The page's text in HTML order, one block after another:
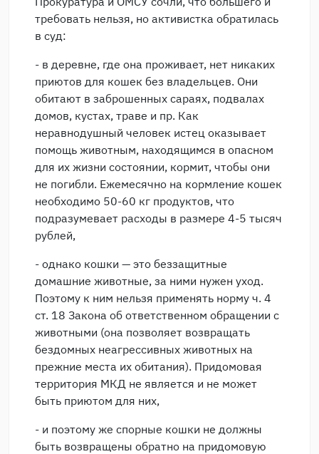
требовать нельзя, но активистка обратилась
в суд:
- в деревне, где она проживает, нет никаких
приютов для кошек без владельцев. Они
обитают в заброшенных сараях, подвалах
домов, кустах, траве и пр. Как
неравнодушный человек истец оказывает
помощь животным, находящимся в опасном
для их жизни состоянии, кормит, чтобы они
не погибли. Ежемесячно на кормление кошек
необходимо 50-60 кг продуктов, что
подразумевает расходы в размере 4-5 тысяч
рублей,
- однако кошки — это беззащитные
домашние животные, за ними нужен уход.
Поэтому к ним нельзя применять норму ч. 4
ст. 18 Закона об ответственном обращении с
животными (она позволяет возвращать
бездомных неагрессивных животных на
прежние места их обитания). Придомовая
территория МКД не является и не может
быть приютом для них,
- и поэтому же спорные кошки не должны
быть возвращены обратно на придомовую